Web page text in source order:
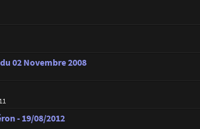
02 Novembre 2008
- 19/08/2012